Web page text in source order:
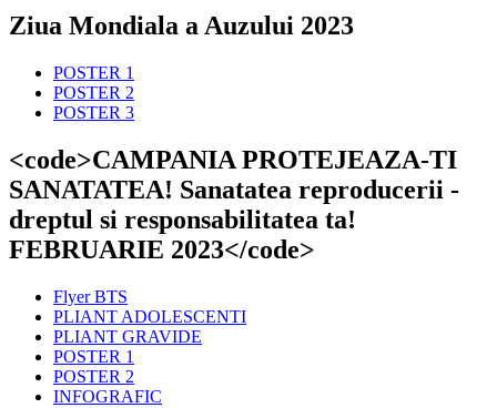
Ziua Mondiala a Auzului 2023
POSTER 1
POSTER 2
POSTER 3
<code>CAMPANIA PROTEJEAZA-TI
SANATATEA! Sanatatea reproducerii -
dreptul si responsabilitatea ta!
FEBRUARIE 2023</code>
Flyer BTS
PLIANT ADOLESCENTI
PLIANT GRAVIDE
POSTER 1
POSTER 2
INFOGRAFIC